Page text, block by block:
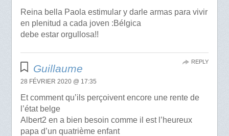
Reina bella Paola estimular y darle armas para vivir
en plenitud a cada joven :Bélgica
debe estar orgullosa!!
Guillaume
28 FÉVRIER 2020 @ 17:35
Et comment qu’ils perçoivent encore une rente de
l’état belge
Albert2 en a bien besoin comme il est l’heureux
papa d’un quatrième enfant
REPLY